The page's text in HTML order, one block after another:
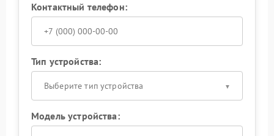
Контактный телефон:
Тип устройства:
Выберите тип устройства
Модель устройства: